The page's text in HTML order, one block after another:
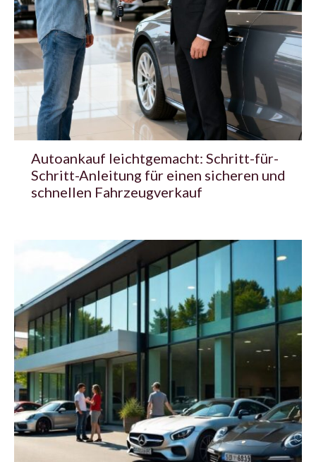
Autoankauf leichtgemacht: Schritt-für-
Schritt-Anleitung für einen sicheren und
schnellen Fahrzeugverkauf